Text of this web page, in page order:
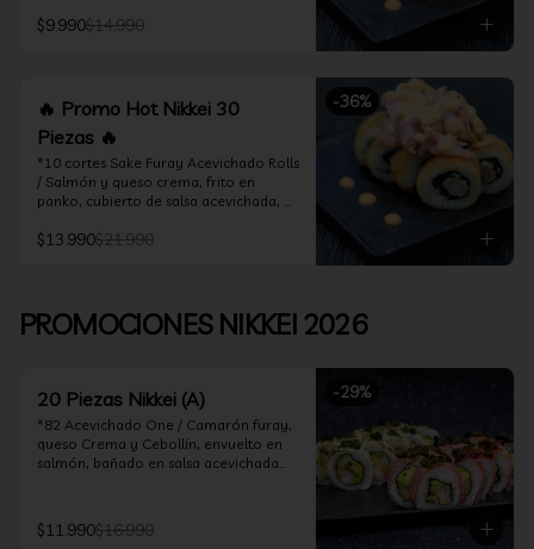
$9.990$14.990
-36%
🔥 Promo Hot Nikkei 30
Piezas 🔥
*10 cortes Sake Furay Acevichado Rolls
/ Salmón y queso crema, frito en
panko, cubierto de salsa acevichada,
*10 cortes Maguro Acevichado Rolls /
acevichado
$13.990$21.990
PROMOCIONES NIKKEI 2026
-29%
20 Piezas Nikkei (A)
*82 Acevichado One / Camarón furay,
queso Crema y Cebollín, envuelto en
salmón, bañado en salsa acevichada
y cebollin, frito en panko cubierto de
ceviche hot.
$11.990$16.990